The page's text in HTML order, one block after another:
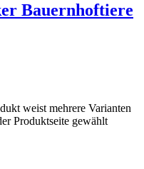
Bauernhoftiere
weist mehrere Varianten
Produktseite gewählt